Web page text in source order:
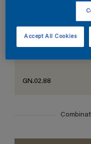
GN.02.88
Accept All Cookies